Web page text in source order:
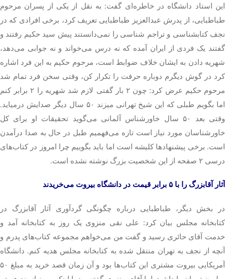
این استاد دانشگاه در خاطره‌ای گفت: به نقل از یکی از پسران مرحوم
طباطبایی، از پدرش عبدالعزیز طباطبایی تعریف کرد، برخی افرادی که در
نجف کتابشناسی و تراجم شناسی را نمی‌دانستند پیش سید حکیم رفتند و
گفتند یک فردی از ایران آمده که نه درس می‌خواند و نه جوابی می‌دهد،
شهریه دادن به ایشان خلاف ضوابط است، مرحوم حکیم به این فرد اشاره
کرد در گوش دیگرم دوباره حرفت را تکرار کن، وقتی سخن فرد تمام شد
مرحوم حکیم عرض کرد: چون ۲ بار گفتی لازم شد شهریه را ۲ برابر کنم
اما بگویم طبلی که این شیخ تهرانی میزند ۵۰ سال دیگر صدایش درمیاید.
وقتی بعد ۵۰ سال خاورشناس آلمانی می‌گوید تحقیقات او برای کل
خاورشناسان مورد نیاز است تازه می‌فهمیم طبل در حال به صدا درآمدن
است. برخی پیشنهادها کلیشه است اما باید بگوییم چرا امروز در کتاب‌های
درسی ۲ صفحه از این شخصیت بزرگ نوشته نشده است.
آثار آقابزرگ را با ۵ برابر قیمت در دانشگاه بیروت می‌خریدند
در بخش دیگر، طباطبایی درباره چگونگی گردآوری آثار آقابزرگ در
کتابخانه مجلس بیان کرد: علی نقی منزوی یک روز به کتابخانه آمد و
خدمت آقای حائری رسید و گفت من می‌خواهم مجموعه کتاب‌های پدرم و
آنچه از نجف به تهران منتقل شده به کتابخانه مجلس هدیه کنم. دانشگاه
آمریکایی بیروت مشتری این کتاب‌ها بود و آن زمان قصد خرید به مبلغ ۵۰